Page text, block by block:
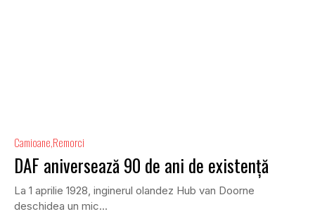
Camioane Remorci
DAF aniversează 90 de ani de existență
La 1 aprilie 1928, inginerul olandez Hub van Doorne
deschidea un mic...